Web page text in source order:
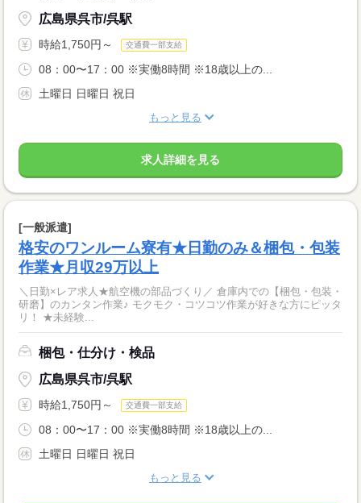
広島県呉市/呉駅
時給1,750円～ 交通費一部支給
08：00〜17：00 ※実働8時間 ※18歳以上の...
土曜日 日曜日 祝日
もっと見る
求人詳細を見る
[一般派遣]
格安のワンルーム寮有★日勤のみ＆梱包・包装
作業★月収29万以上
＼日勤×レア求人★航空機の部品づくり／ 倉庫内での【梱包・包装・
研磨】のカンタン作業♪ モクモク・コツコツ作業が好きな方にピッタ
リ！ ★未経験...
梱包・仕分け・検品
広島県呉市/呉駅
時給1,750円～ 交通費一部支給
08：00〜17：00 ※実働8時間 ※18歳以上の...
土曜日 日曜日 祝日
もっと見る